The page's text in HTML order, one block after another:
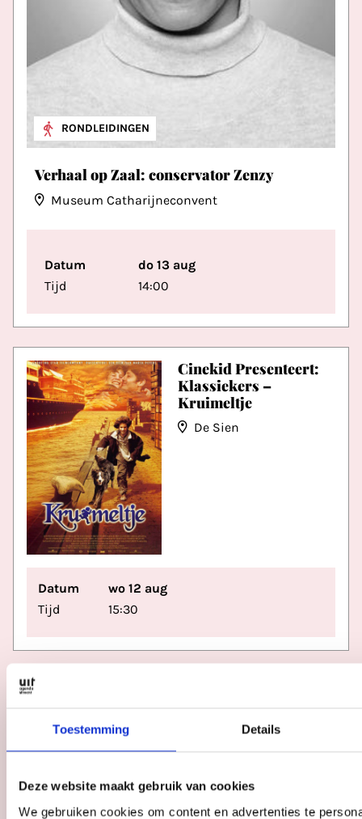
Toestemming Details
Deze website maakt gebruik van cookies
We gebruiken cookies om content en advertenties te
Cinekid Presenteert:
Klassiekers –
Kruimeltje
De Sien
Datum
wo 12 aug
Tijd
15:30
Tijd
diverse tijden
RONDLEIDINGEN
Verhaal op Zaal: conservator Zenzy
Museum Catharijneconvent
Datum
do 13 aug
Tijd
14:00